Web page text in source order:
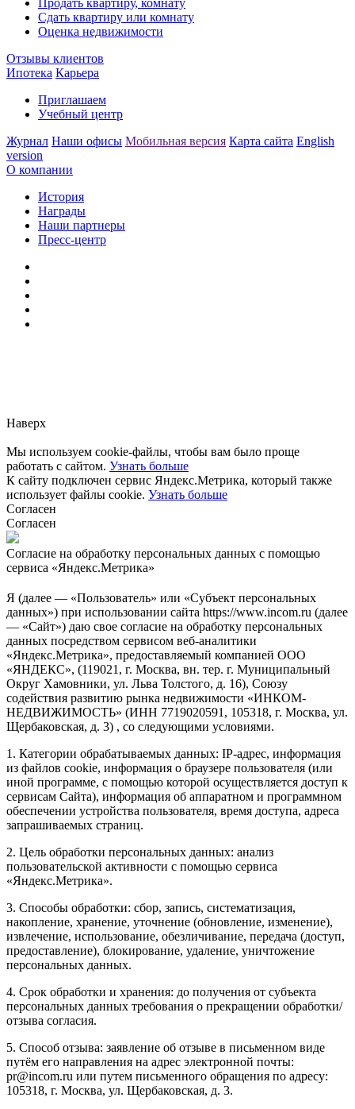
Продать квартиру, комнату
Сдать квартиру или комнату
Оценка недвижимости
Отзывы клиентов
Ипотека Карьера
Приглашаем
Учебный центр
Журнал Наши офисы Мобильная версия Карта сайта English
version
О компании
История
Награды
Наши партнеры
Пресс-центр
Наверх
Мы используем cookie-файлы, чтобы вам было проще
работать с сайтом. Узнать больше
К сайту подключен сервис Яндекс.Метрика, который также
использует файлы cookie. Узнать больше
Согласен
Согласен
Согласие на обработку персональных данных с помощью
сервиса «Яндекс.Метрика»
Я (далее — «Пользователь» или «Субъект персональных
данных») при использовании сайта https://www.incom.ru (далее
— «Сайт») даю свое согласие на обработку персональных
данных посредством сервисом веб-аналитики
«Яндекс.Метрика», предоставляемый компанией ООО
«ЯНДЕКС», (119021, г. Москва, вн. тер. г. Муниципальный
Округ Хамовники, ул. Льва Толстого, д. 16), Союзу
содействия развитию рынка недвижимости «ИНКОМ-
НЕДВИЖИМОСТЬ» (ИНН 7719020591, 105318, г. Москва, ул.
Щербаковская, д. 3) , со следующими условиями.
1. Категории обрабатываемых данных: IP-адрес, информация
из файлов cookie, информация о браузере пользователя (или
иной программе, с помощью которой осуществляется доступ к
сервисам Сайта), информация об аппаратном и программном
обеспечении устройства пользователя, время доступа, адреса
запрашиваемых страниц.
2. Цель обработки персональных данных: анализ
пользовательской активности с помощью сервиса
«Яндекс.Метрика».
3. Способы обработки: сбор, запись, систематизация,
накопление, хранение, уточнение (обновление, изменение),
извлечение, использование, обезличивание, передача (доступ,
предоставление), блокирование, удаление, уничтожение
персональных данных.
4. Срок обработки и хранения: до получения от субъекта
персональных данных требования о прекращении обработки/
отзыва согласия.
5. Способ отзыва: заявление об отзыве в письменном виде
путём его направления на адрес электронной почты:
pr@incom.ru или путем письменного обращения по адресу:
105318, г. Москва, ул. Щербаковская, д. 3.